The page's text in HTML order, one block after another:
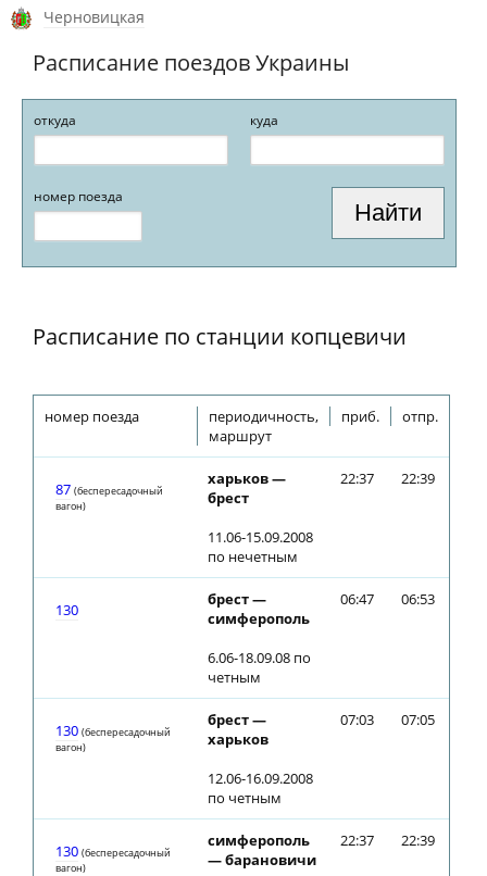
Черновицкая
Расписание поездов Украины
откуда куда
номер поезда
Расписание по станции копцевичи
номер поезда
периодичность,
маршрут
приб. отпр.
87 (беспересадочный
вагон)
харьков —
брест
11.06-15.09.2008
по нечетным
22:37 22:39
130
брест —
симферополь
6.06-18.09.08 по
четным
06:47 06:53
130 (беспересадочный
вагон)
брест —
харьков
12.06-16.09.2008
по четным
07:03 07:05
130 (беспересадочный
вагон)
симферополь
— барановичи
22:37 22:39